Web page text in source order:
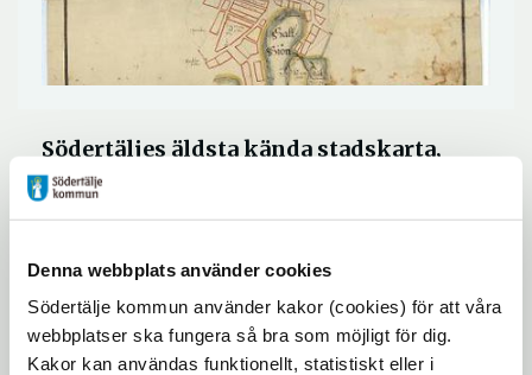
Denna webbplats använder cookies
Södertälje kommun använder kakor (cookies) för att våra
webbplatser ska fungera så bra som möjligt för dig.
Kakor kan användas funktionellt, statistiskt eller i
Södertäljes äldsta kända stadskarta,
upprättad år 1648 av Sven Magnusson.
1650 drabbades Södertälje av en stadsbrand,
genomfördes en reglering av gator och
kvarter.